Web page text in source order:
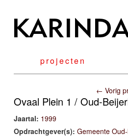
projecten
← Vorig
Ovaal Plein 1 / Oud-
Jaartal: 1999
Opdrachtgever(s): Gemeente